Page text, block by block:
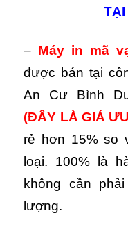
TẠI
– Máy in mã
được bán tại
An Cư Bình
(ĐÂY LÀ GIÁ
rẻ hơn 15% so
loại. 100% là
không cần
lượng.